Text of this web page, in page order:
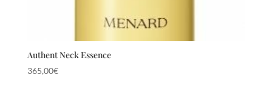
Authent Neck Essence
365,00€